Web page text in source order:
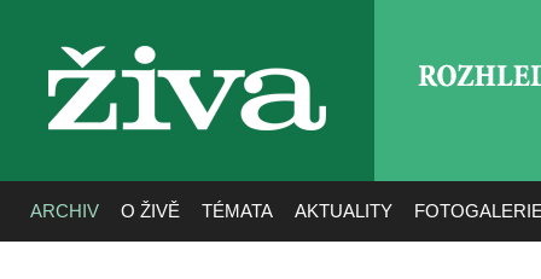
živa
ARCHIV O ŽIVĚ TÉMATA AKTUALITY